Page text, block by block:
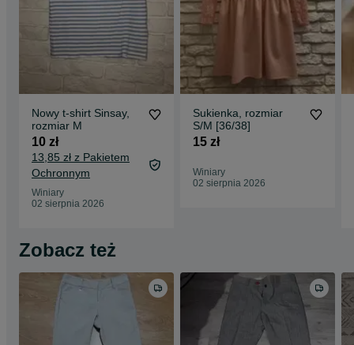
Nowy t-shirt Sinsay,
rozmiar M
10 zł
13,85 zł z Pakietem
Ochronnym
Winiary
02 sierpnia 2026
Sukienka, rozmiar
S/M [36/38]
15 zł
Winiary
02 sierpnia 2026
Zobacz też